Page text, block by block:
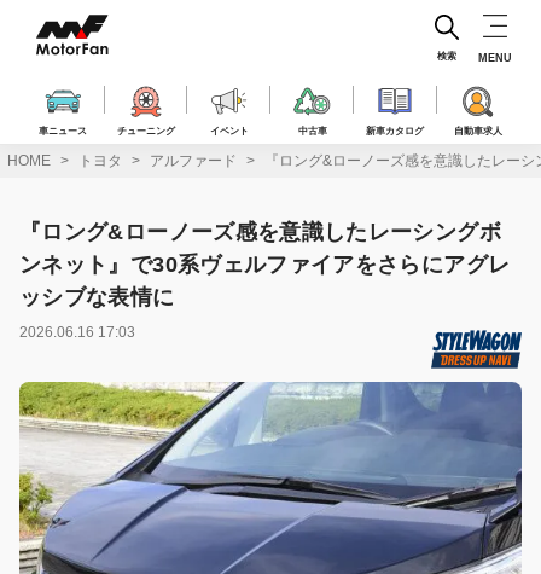
ス
車ニュース チューニング イベント 中古車 新車カタログ 自動車求人
検索 MENU
HOME トヨタ アルファード 『ロング&ローノーズ感を意識したレー
『ロング&ローノーズ感を意識したレーシングボ
ンネット』で30系ヴェルファイアをさらにアグレ
ッシブな表情に
2026.06.16 17:03